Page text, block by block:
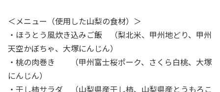
＜メニュー（使用した山梨の食材）＞
・ほうとう風炊き込みご飯 （梨北米、甲州地どり、甲州
天空かぼちゃ、大塚にんじん）
・桃の肉巻き （甲州富士桜ポーク、さくら白桃、大塚
にんじん）
・干し柿サラダ （山梨県産干し柿、山梨県産とうもろこ